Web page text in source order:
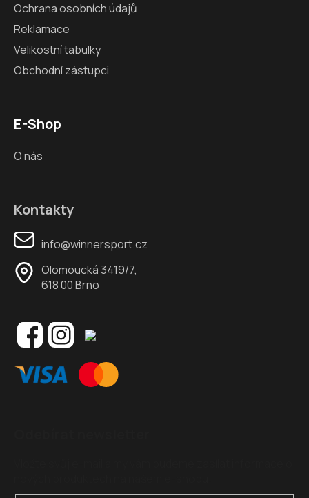
Ochrana osobních údajů
Reklamace
Velikostní tabulky
Obchodní zástupci
E-Shop
O nás
Kontakty
info@winnersport.cz
Olomoucká 3419/7,
618 00 Brno